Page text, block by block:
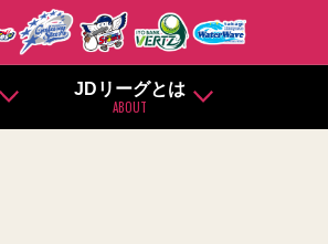
JDリーグとは
ABOUT